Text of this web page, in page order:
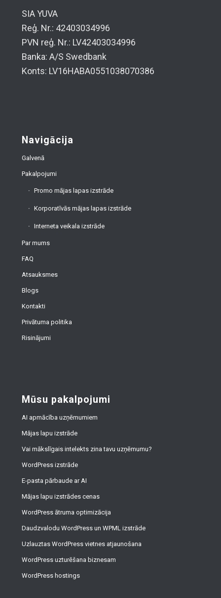
SIA YUVA
Reģ. Nr.: 42403034996
PVN reģ. Nr.: LV42403034996
Banka: A/S Swedbank
Konts: LV16HABA0551038070386
Navigācija
Galvenā
Pakalpojumi
Promo mājas lapas izstrāde
Korporatīvās mājas lapas izstrāde
Interneta veikala izstrāde
Par mums
FAQ
Atsauksmes
Blogs
Kontakti
Privātuma politika
Risinājumi
Mūsu pakalpojumi
AI apmācība uzņēmumiem
Mājas lapu izstrāde
Vai mākslīgais intelekts zina tavu uzņēmumu?
WordPress izstrāde
E-pasta pārbaude ar AI
Mājas lapu izstrādes cenas
WordPress ātruma optimizācija
Daudzvalodu WordPress un WPML izstrāde
Uzlauztas WordPress vietnes atjaunošana
WordPress uzturēšana biznesam
WordPress hostings